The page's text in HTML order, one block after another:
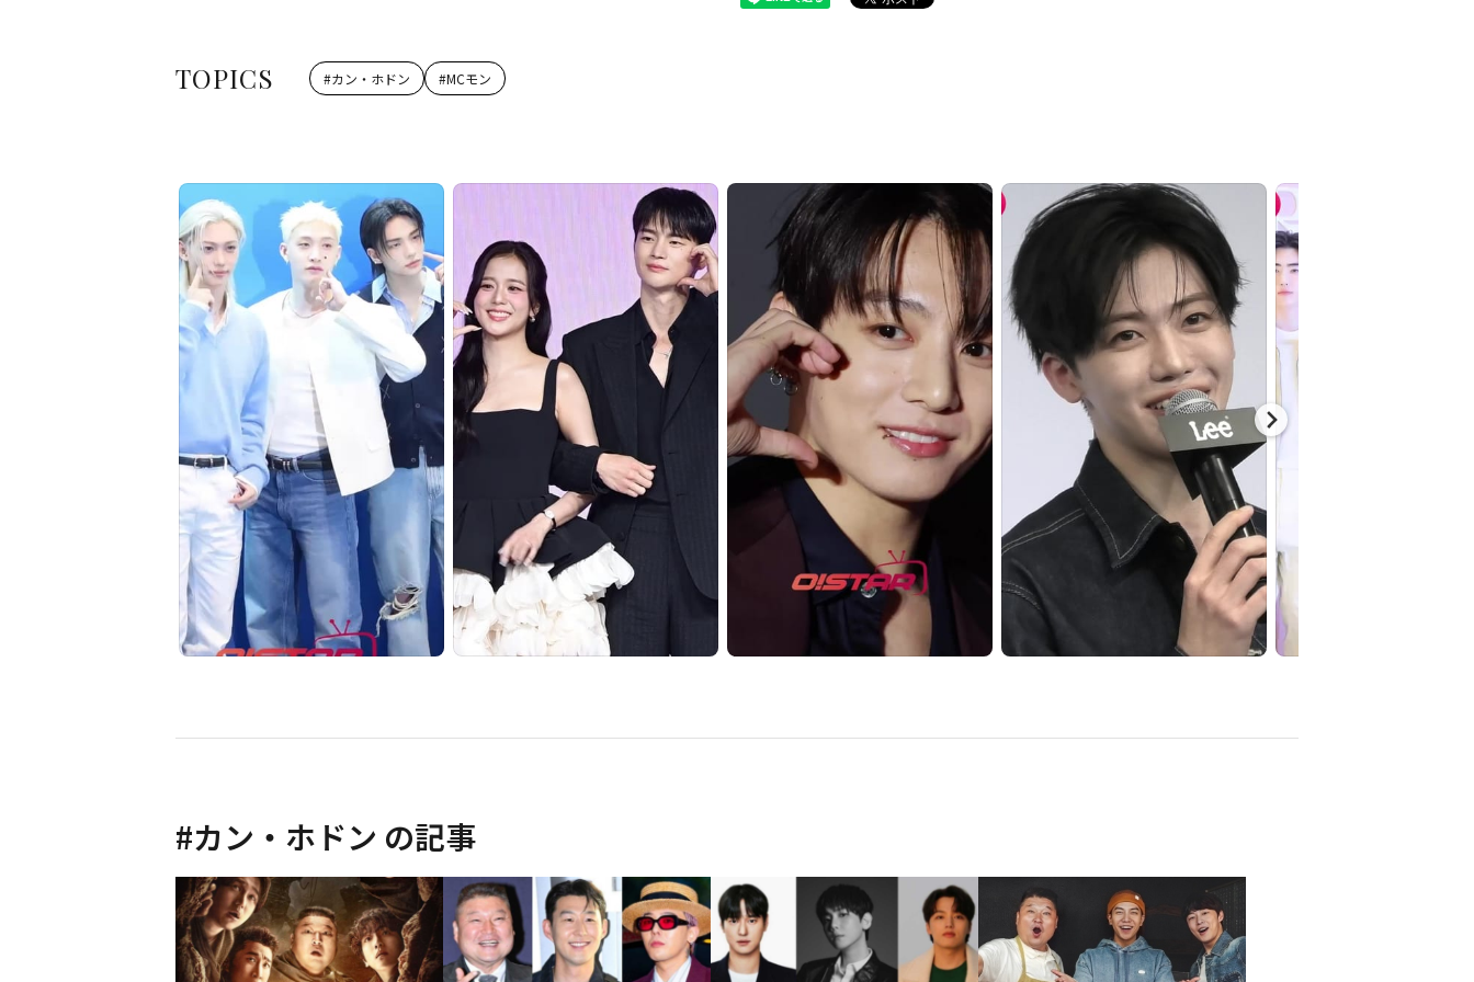
TOPICS #カン・ホドン #MCモン
#カン・ホドン の記事